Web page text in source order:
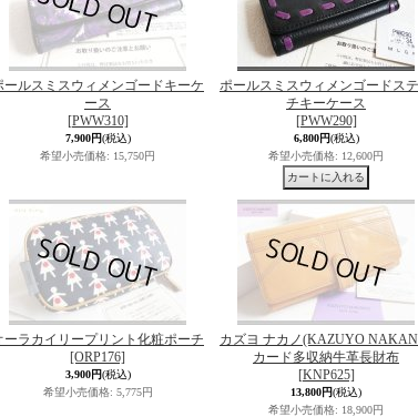
ールスミスウィメンゴードキーケ
ース
[PWW310]
7,900円(税込)
希望小売価格: 15,750円
ポールスミスウィメンゴードス
チキーケース
[PWW290]
6,800円(税込)
希望小売価格: 12,600円
ーラカイリープリント化粧ポーチ
[ORP176]
3,900円(税込)
希望小売価格: 5,775円
カズヨ ナカノ(KAZUYO
カード多収納牛革長財布
[KNP625]
13,800円(税込)
希望小売価格: 18,900円